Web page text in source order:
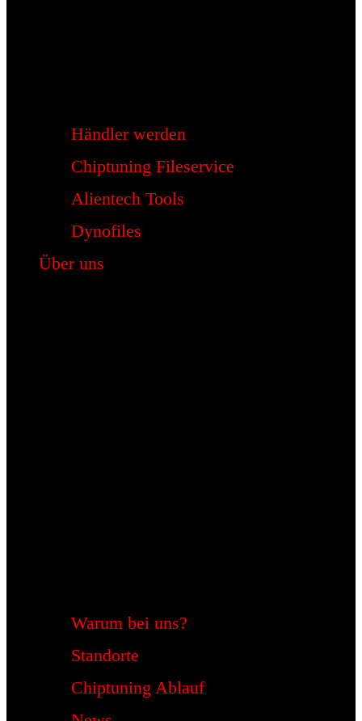
Händler werden
Chiptuning Fileservice
Alientech Tools
Dynofiles
Über uns
Warum bei uns?
Standorte
Chiptuning Ablauf